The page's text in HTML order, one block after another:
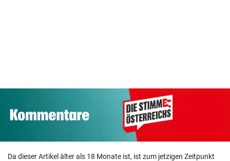
Da dieser Artikel älter als 18 Monate ist, ist zum jetzigen Zeitpunkt